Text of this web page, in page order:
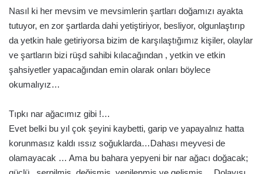
Nasıl ki her mevsim ve mevsimlerin şartları doğamızı ayakta
tutuyor, en zor şartlarda dahi yetiştiriyor, besliyor, olgunlaştırıp
da yetkin hale getiriyorsa bizim de karşılaştığımız kişiler, olaylar
ve şartların bizi rüşd sahibi kılacağından , yetkin ve etkin
şahsiyetler yapacağından emin olarak onları böylece
okumalıyız…
Tıpkı nar ağacımız gibi !…
Evet belki bu yıl çok şeyini kaybetti, garip ve yapayalnız hatta
korunmasız kaldı ıssız soğuklarda…Dahası meyvesi de
olamayacak … Ama bu bahara yepyeni bir nar ağacı doğacak;